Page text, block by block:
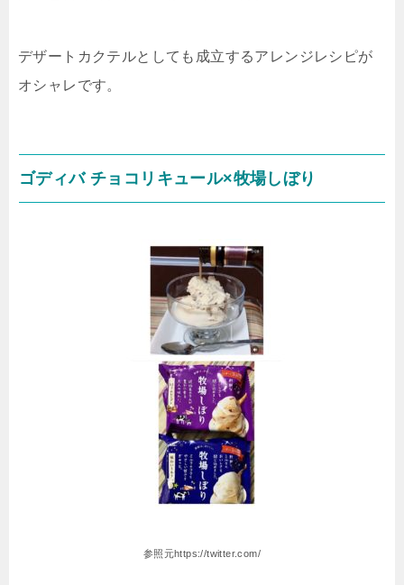
デザートカクテルとしても成立するアレンジレシピが
オシャレです。
ゴディバ チョコリキュール×牧場しぼり
参照元https://twitter.com/